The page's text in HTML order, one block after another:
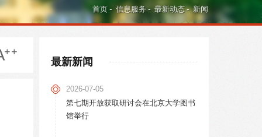
活动讲座 首页 - 信息服务 - 最新动态 - 新闻
最新新闻
2026-07-05
第七期开放获取研讨会在北京大学图书
馆举行